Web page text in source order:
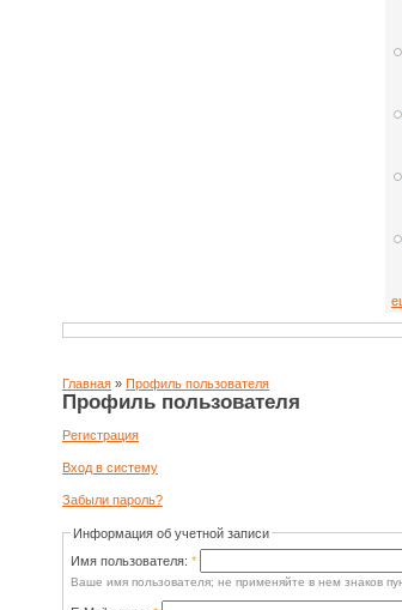
Главная » Профиль пользователя
Профиль пользователя
Регистрация
Вход в систему
Забыли пароль?
Информация об учетной записи
Имя пользователя: *
Ваше имя пользователя; не применяйте в нем знаков